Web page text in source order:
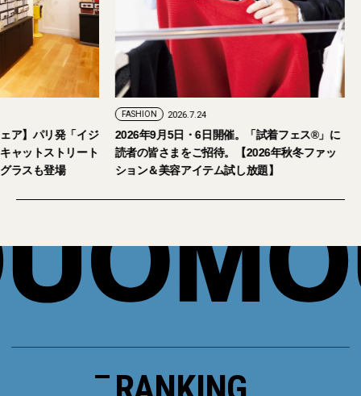
ア】パリ発「イジ
ャットストリート
ラスも登場
FASHION 2026.7.24
2026年9月5日・6日開催。「試着フェス®︎」に
読者の皆さまをご招待。【2026年秋冬ファッ
ション＆美容アイテム試し放題】